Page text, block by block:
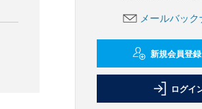
メールバッ
新規会員登録
ログイ